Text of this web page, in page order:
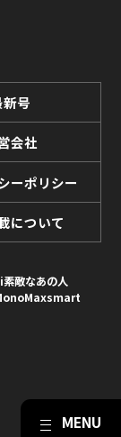
新号
会社
ーポリシー
について
素敵なあの人
smart